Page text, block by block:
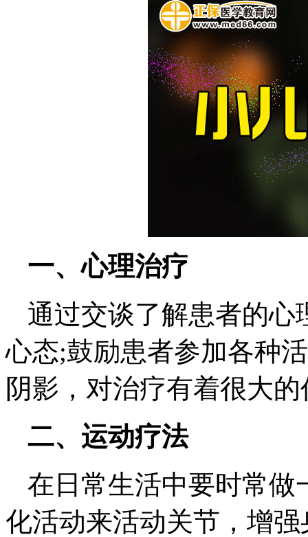
一、心理治疗
通过交谈了解患者的心
心态;鼓励患者参加各种
阴影，对治疗有着很大
二、运动疗法
在日常生活中要时常做
化活动来活动关节，增